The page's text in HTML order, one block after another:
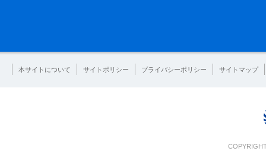
本サイトについて サイトポリシー プライバシーポリシー サイトマップ